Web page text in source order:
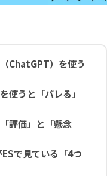
ChatGPT）を使う
使うと「バレる」
評価」と「懸念
ESで見ている「4つ